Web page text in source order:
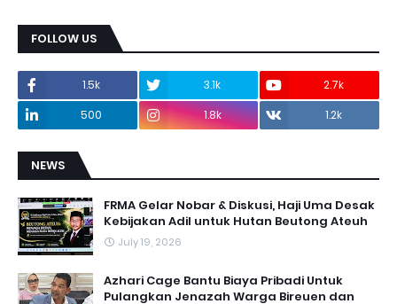
FOLLOW US
1.5k 3.1k
2.7k
500
1.8k 1.2k
NEWS
FRMA Gelar Nobar & Diskusi, Haji Uma Desak
Kebijakan Adil untuk Hutan Beutong Ateuh
July 19, 2026
Azhari Cage Bantu Biaya Pribadi Untuk
Pulangkan Jenazah Warga Bireuen dan